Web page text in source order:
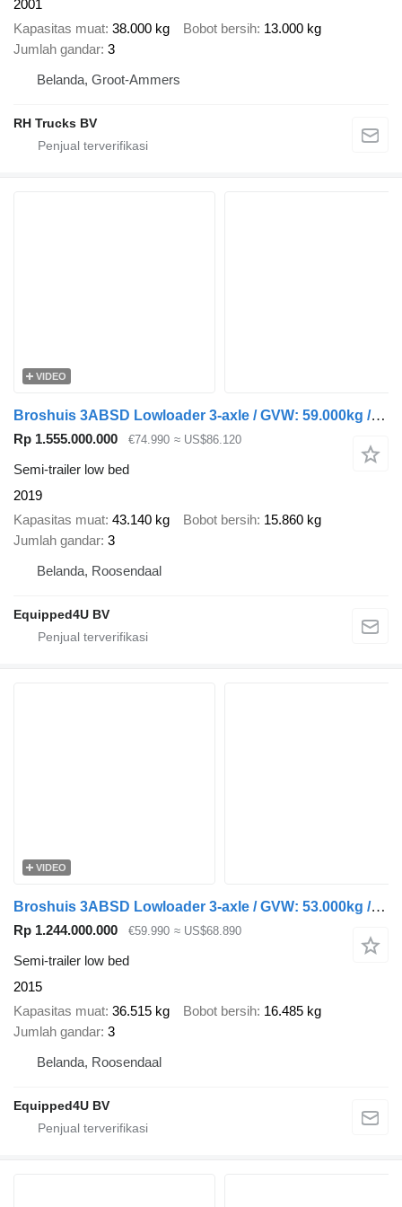
2001
Kapasitas muat 38.000 kg Bobot bersih 13.000 kg
Jumlah gandar 3
Belanda, Groot-Ammers
RH Trucks BV
VIDEO
Broshuis 3ABSD Lowloader 3-axle / GVW: 59.000kg / Neck: 23.000kg / hydrau
Rp 1.555.000.000 €74.990 ≈ US$86.120
Semi-trailer low bed
2019
Kapasitas muat 43.140 kg Bobot bersih 15.860 kg
Jumlah gandar 3
Belanda, Roosendaal
Equipped4U BV
VIDEO
Broshuis 3ABSD Lowloader 3-axle / GVW: 53.000kg / Neck: 23.000kg / hydrau
Rp 1.244.000.000 €59.990 ≈ US$68.890
Semi-trailer low bed
2015
Kapasitas muat 36.515 kg Bobot bersih 16.485 kg
Jumlah gandar 3
Belanda, Roosendaal
Equipped4U BV